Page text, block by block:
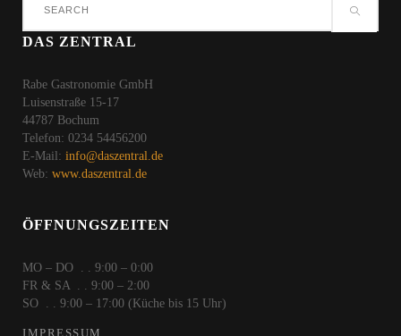
DAS ZENTRAL
Rabe Gastronomie GmbH
Luisenstraße 15-17
44787 Bochum
Telefon: 0234 54456200
E-Mail: info@daszentral.de
Web: www.daszentral.de
ÖFFNUNGSZEITEN
MO – DO . . 9:00 – 0:00
FR & SA . . 9:00 – 2:00
SO . . 9:00 – 17:00 (Küche bis 15 Uhr)
IMPRESSUM